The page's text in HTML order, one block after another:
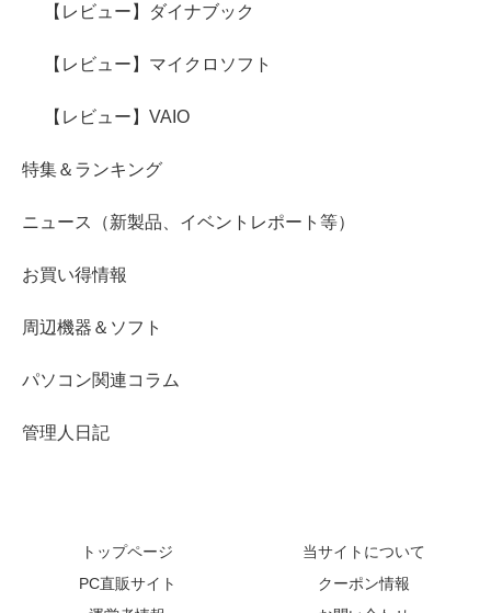
【レビュー】ダイナブック
【レビュー】マイクロソフト
【レビュー】VAIO
特集＆ランキング
ニュース（新製品、イベントレポート等）
お買い得情報
周辺機器＆ソフト
パソコン関連コラム
管理人日記
トップページ
当サイトについて
PC直販サイト
クーポン情報